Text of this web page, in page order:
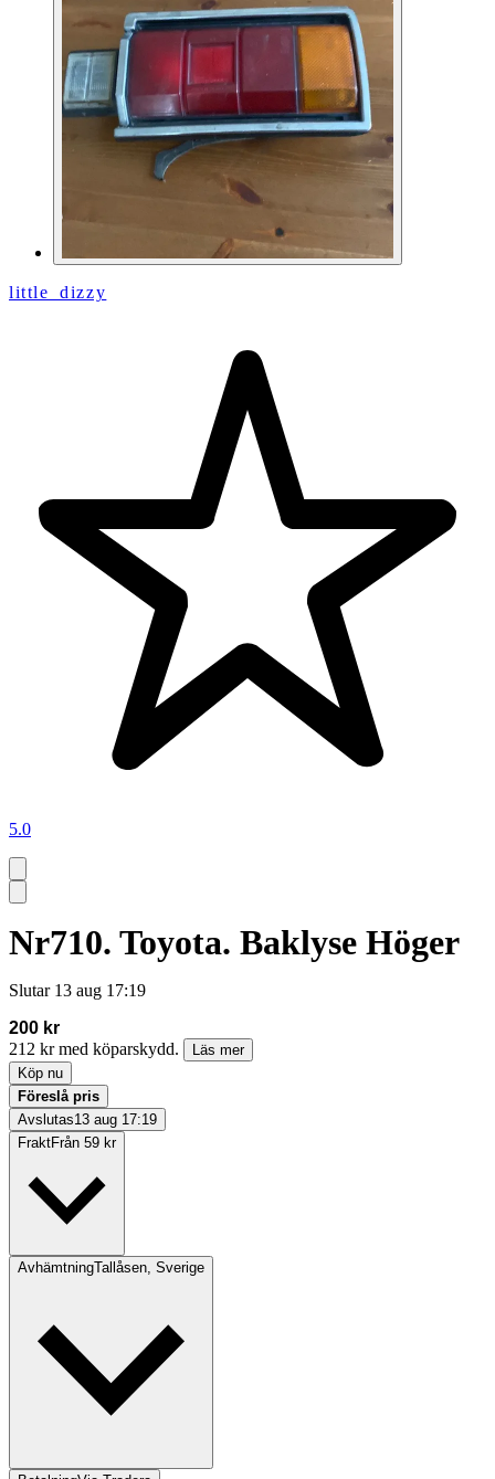
little_dizzy
5.0
Nr710. Toyota. Baklyse Höger
Slutar 13 aug 17:19
200 kr
212 kr med köparskydd.
Läs mer
Köp nu
Föreslå pris
Avslutas13 aug 17:19
FraktFrån 59 kr
AvhämtningTallåsen, Sverige